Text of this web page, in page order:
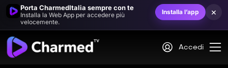
Porta CharmedItalia sempre con te
Installa la Web App per accedere più
velocemente.
Installa l’app ×
Accedi